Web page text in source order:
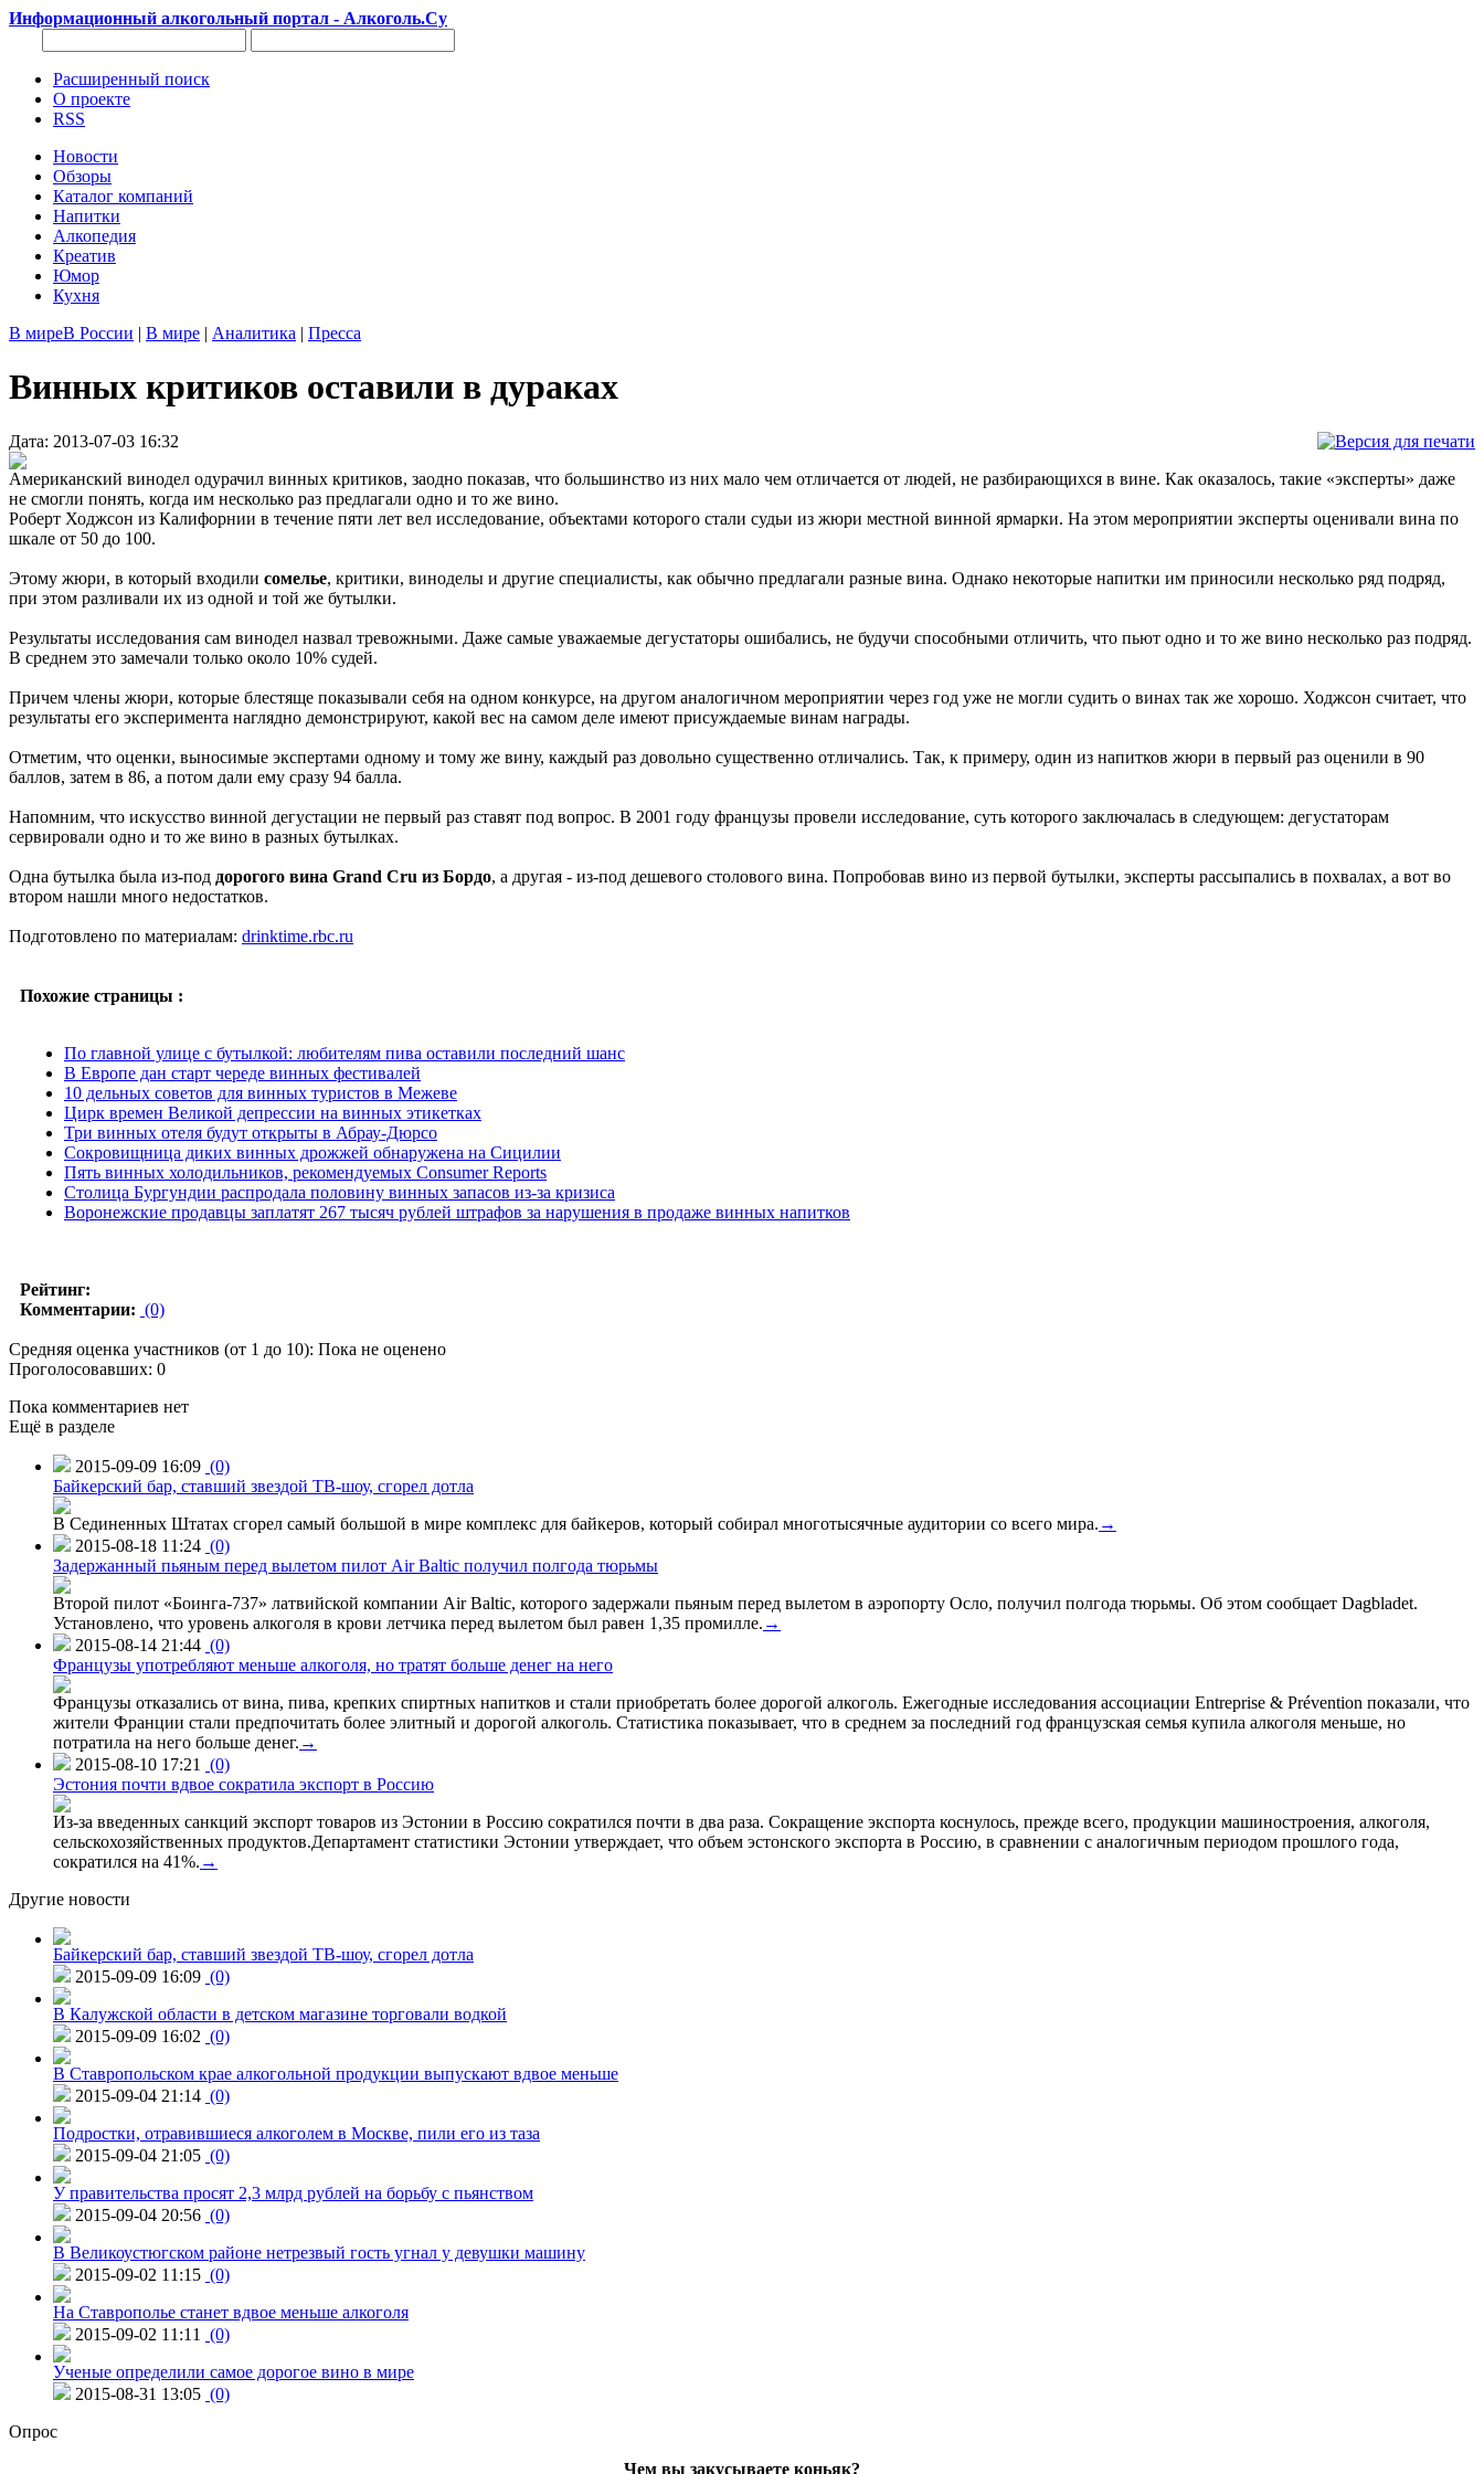
Информационный алкогольный портал - Алкоголь.Су
Расширенный поиск
О проекте
RSS
Новости
Обзоры
Каталог компаний
Напитки
Алкопедия
Креатив
Юмор
Кухня
В миреВ России | В мире | Аналитика | Пресса
Винных критиков оставили в дураках
Дата: 2013-07-03 16:32
Американский винодел одурачил винных критиков, заодно показав, что большинство из них мало чем отличается от людей, не разбирающихся в вине. Как оказалось, такие «эксперты» даже
не смогли понять, когда им несколько раз предлагали одно и то же вино.
Роберт Ходжсон из Калифорнии в течение пяти лет вел исследование, объектами которого стали судьи из жюри местной винной ярмарки. На этом мероприятии эксперты оценивали вина по
шкале от 50 до 100.
Этому жюри, в который входили сомелье, критики, виноделы и другие специалисты, как обычно предлагали разные вина. Однако некоторые напитки им приносили несколько ряд подряд,
при этом разливали их из одной и той же бутылки.
Результаты исследования сам винодел назвал тревожными. Даже самые уважаемые дегустаторы ошибались, не будучи способными отличить, что пьют одно и то же вино несколько раз подряд.
В среднем это замечали только около 10% судей.
Причем члены жюри, которые блестяще показывали себя на одном конкурсе, на другом аналогичном мероприятии через год уже не могли судить о винах так же хорошо. Ходжсон считает, что
результаты его эксперимента наглядно демонстрируют, какой вес на самом деле имеют присуждаемые винам награды.
Отметим, что оценки, выносимые экспертами одному и тому же вину, каждый раз довольно существенно отличались. Так, к примеру, один из напитков жюри в первый раз оценили в 90
баллов, затем в 86, а потом дали ему сразу 94 балла.
Напомним, что искусство винной дегустации не первый раз ставят под вопрос. В 2001 году французы провели исследование, суть которого заключалась в следующем: дегустаторам
сервировали одно и то же вино в разных бутылках.
Одна бутылка была из-под дорогого вина Grand Cru из Бордо, а другая - из-под дешевого столового вина. Попробовав вино из первой бутылки, эксперты рассыпались в похвалах, а вот во
втором нашли много недостатков.
Подготовлено по материалам: drinktime.rbc.ru
Похожие страницы :
По главной улице с бутылкой: любителям пива оставили последний шанс
В Европе дан старт череде винных фестивалей
10 дельных советов для винных туристов в Межеве
Цирк времен Великой депрессии на винных этикетках
Три винных отеля будут открыты в Абрау-Дюрсо
Сокровищница диких винных дрожжей обнаружена на Сицилии
Пять винных холодильников, рекомендуемых Consumer Reports
Столица Бургундии распродала половину винных запасов из-за кризиса
Воронежские продавцы заплатят 267 тысяч рублей штрафов за нарушения в продаже винных напитков
Рейтинг:
Комментарии: (0)
Средняя оценка участников (от 1 до 10): Пока не оценено
Проголосовавших: 0
Пока комментариев нет
Ещё в разделе
2015-09-09 16:09 (0)
Байкерский бар, ставший звездой ТВ-шоу, сгорел дотла
В Сединенных Штатах сгорел самый большой в мире комплекс для байкеров, который собирал многотысячные аудитории со всего мира. →
2015-08-18 11:24 (0)
Задержанный пьяным перед вылетом пилот Air Baltic получил полгода тюрьмы
Второй пилот «Боинга-737» латвийской компании Air Baltic, которого задержали пьяным перед вылетом в аэропорту Осло, получил полгода тюрьмы. Об этом сообщает Dagbladet.
Установлено, что уровень алкоголя в крови летчика перед вылетом был равен 1,35 промилле. →
2015-08-14 21:44 (0)
Французы употребляют меньше алкоголя, но тратят больше денег на него
Французы отказались от вина, пива, крепких спиртных напитков и стали приобретать более дорогой алкоголь. Ежегодные исследования ассоциации Entreprise & Prévention показали, что
жители Франции стали предпочитать более элитный и дорогой алкоголь. Статистика показывает, что в среднем за последний год французская семья купила алкоголя меньше, но
потратила на него больше денег. →
2015-08-10 17:21
(0)
Эстония почти вдвое сократила экспорт в Россию
Из-за введенных санкций экспорт товаров из Эстонии в Россию сократился почти в два раза. Сокращение экспорта коснулось, прежде всего, продукции машиностроения, алкоголя,
сельскохозяйственных продуктов.Департамент статистики Эстонии утверждает, что объем эстонского экспорта в Россию, в сравнении с аналогичным периодом прошлого года,
сократился на 41%. →
Другие новости
Байкерский бар, ставший звездой ТВ-шоу, сгорел дотла
2015-09-09 16:09 (0)
В Калужской области в детском магазине торговали водкой
2015-09-09 16:02 (0)
В Ставропольском крае алкогольной продукции выпускают вдвое меньше
2015-09-04 21:14 (0)
Подростки, отравившиеся алкоголем в Москве, пили его из таза
2015-09-04 21:05 (0)
У правительства просят 2,3 млрд рублей на борьбу с пьянством
2015-09-04 20:56 (0)
В Великоустюгском районе нетрезвый гость угнал у девушки машину
2015-09-02 11:15 (0)
На Ставрополье станет вдвое меньше алкоголя
2015-09-02 11:11
(0)
Ученые определили самое дорогое вино в мире
2015-08-31 13:05 (0)
Опрос
Чем вы закусываете коньяк?